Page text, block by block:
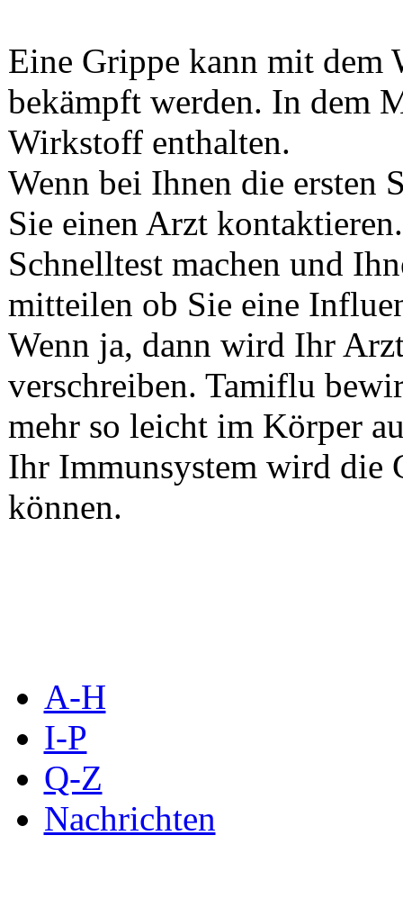
Eine Grippe kann mit
bekämpft werden. In dem
Wirkstoff enthalten.
Wenn bei Ihnen die ersten
Sie einen Arzt
Schnelltest machen und
mitteilen ob Sie eine
Wenn ja, dann wird Ihr
verschreiben. Tamiflu
mehr so leicht im Körper
Ihr Immunsystem wird die
können.
A-H
I-P
Q-Z
Nachrichten